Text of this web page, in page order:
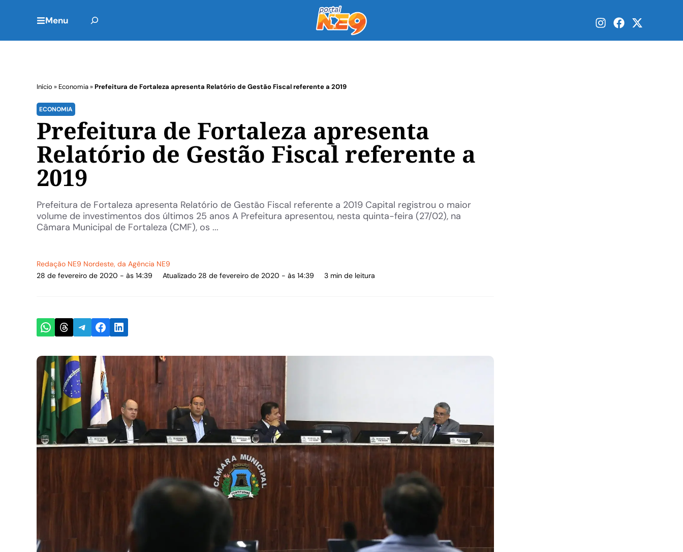
Menu
Início » Economia»Prefeitura de Fortaleza apresenta Relatório de Gestão Fiscal referente a 2019
ECONOMIA
Prefeitura de Fortaleza apresenta
Relatório de Gestão Fiscal referente a
2019
Prefeitura de Fortaleza apresenta Relatório de Gestão Fiscal referente a 2019 Capital registrou o maior
volume de investimentos dos últimos 25 anos A Prefeitura apresentou, nesta quinta-feira (27/02), na
Câmara Municipal de Fortaleza (CMF), os ...
Redação NE9 Nordeste, da Agência NE9
28 de fevereiro de 2020 - às 14:39
Atualizado 28 de fevereiro de 2020 - às 14:39 3 min de leitura
Share on WhatsApp
Share on Threads
Share on Telegram
Share on Facebook
Share on LinkedIn